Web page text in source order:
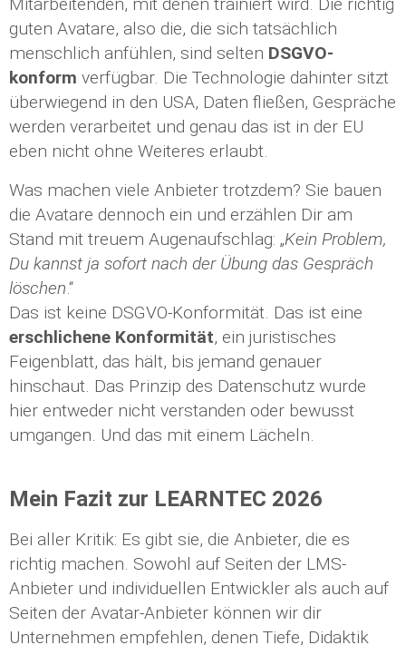
guten Avatare, also die, die sich tatsächlich
menschlich anfühlen, sind selten DSGVO-
konform verfügbar. Die Technologie dahinter sitzt
überwiegend in den USA, Daten fließen, Gespräche
werden verarbeitet und genau das ist in der EU
eben nicht ohne Weiteres erlaubt.
Was machen viele Anbieter trotzdem? Sie bauen
die Avatare dennoch ein und erzählen Dir am
Stand mit treuem Augenaufschlag: „Kein Problem,
Du kannst ja sofort nach der Übung das Gespräch
löschen.“
Das ist keine DSGVO-Konformität. Das ist eine
erschlichene Konformität, ein juristisches
Feigenblatt, das hält, bis jemand genauer
hinschaut. Das Prinzip des Datenschutz wurde
hier entweder nicht verstanden oder bewusst
umgangen. Und das mit einem Lächeln.
Mein Fazit zur LEARNTEC 2026
Bei aller Kritik: Es gibt sie, die Anbieter, die es
richtig machen. Sowohl auf Seiten der LMS-
Anbieter und individuellen Entwickler als auch auf
Seiten der Avatar-Anbieter können wir dir
Unternehmen empfehlen, denen Tiefe, Didaktik